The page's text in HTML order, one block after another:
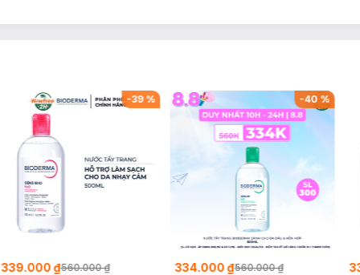
-39%
339.000 ₫560.000 ₫
-40 %
334.000 ₫560.000 ₫